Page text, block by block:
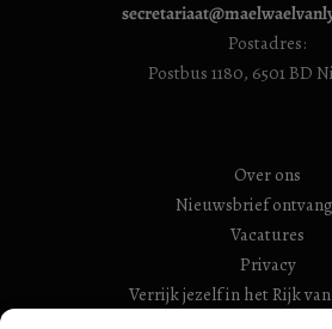
Postadres:
Postbus 1180, 6501 BD
Over ons
Nieuwsbrief
Vacatures
Privacy
Verrijk jezelf in het Rijk